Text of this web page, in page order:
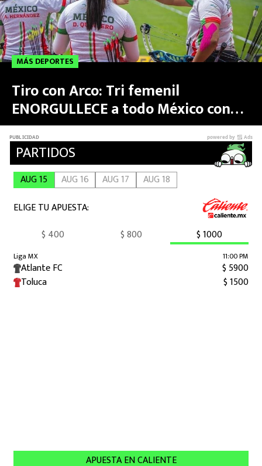
FÓRMULA 1
BOXEO
LIGA MX
NFL
MÁS DEPORTES
Tiro con Arco: Tri femenil
ENORGULLECE a todo México con
ORO en Copa del Mundo